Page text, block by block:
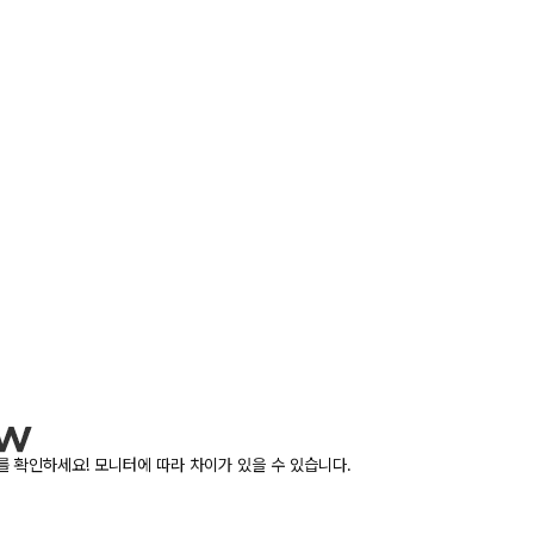
확인하세요! 모니터에 따라 차이가 있을 수 있습니다.